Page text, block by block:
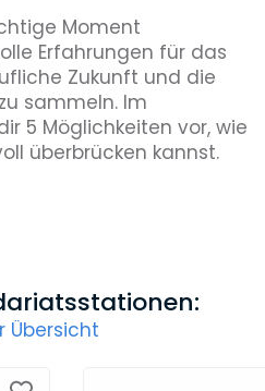
Moment
Erfahrungen für das
Zukunft und die
sammeln. Im
5 Möglichkeiten vor, wie
überbrücken kannst.
Übersicht